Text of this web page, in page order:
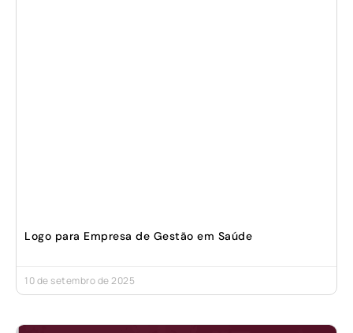
Logo para Empresa de Gestão em Saúde
10 de setembro de 2025